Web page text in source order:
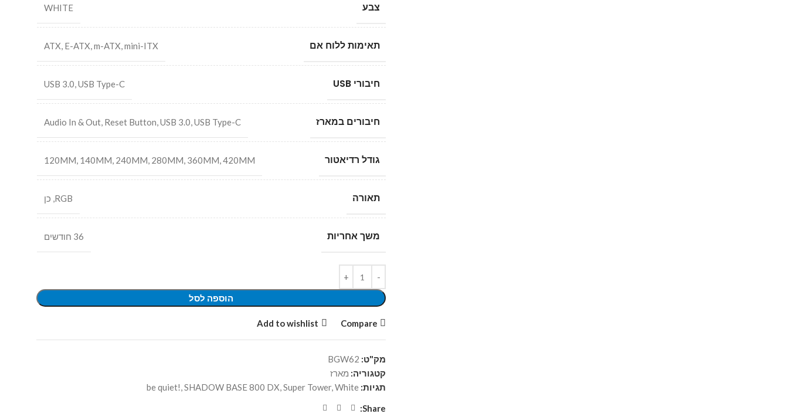
צבע WHITE
תאימות ללוח אם ATX, E-ATX,m-ATX,mini-ITX
חיבורי USB USB 3.0,USB Type-C
חיבורים במארז Audio In & Out, Reset Button,USB 3.0,USB Type-C
גודל רדיאטור 120MM, 140MM, 240MM, 280MM, 360MM,420MM
תאורה RGB
, כן
משך אחריות 36 חודשים
הוספה לסל
Compare
Add to wishlist
מק"ט: BGW62
קטגוריה: מארז
תגיות:
be quiet!,SHADOW BASE 800 DX,Super Tower,White
Share: